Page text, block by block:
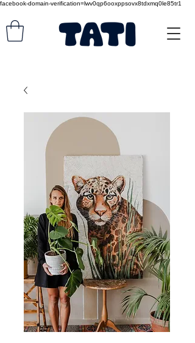
facebook-domain-verification=lwv0qp6ooxppsovx8tdxmq0le85tr1